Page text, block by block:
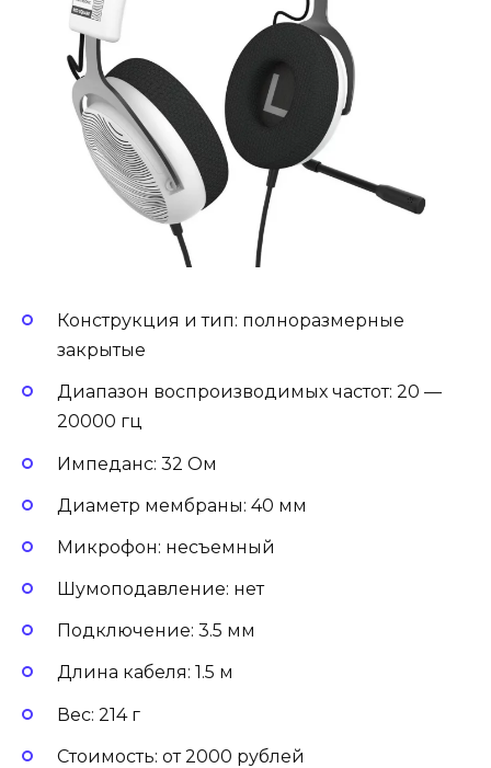
Конструкция и тип: полноразмерные
закрытые
Диапазон воспроизводимых частот: 20 —
20000 гц
Импеданс: 32 Ом
Диаметр мембраны: 40 мм
Микрофон: несъемный
Шумоподавление: нет
Подключение: 3.5 мм
Длина кабеля: 1.5 м
Вес: 214 г
Стоимость: от 2000 рублей